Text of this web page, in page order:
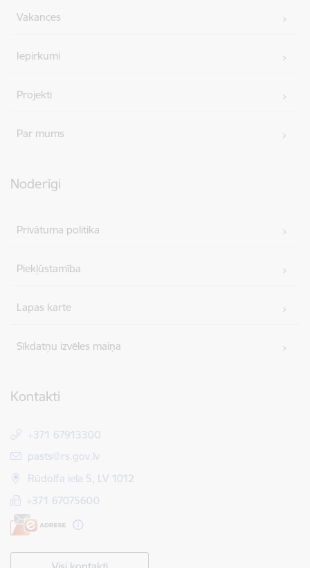
Vakances
Iepirkumi
Projekti
Par mums
Noderīgi
Privātuma politika
Piekļūstamība
Lapas karte
Sīkdatņu izvēles maiņa
Kontakti
+371 67913300
E-pasts:
pasts@rs.gov.lv
Rūdolfa iela 5, LV 1012
+371 67075600